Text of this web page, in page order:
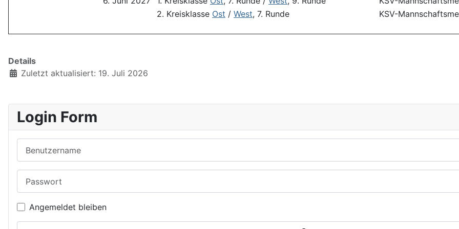
2. Kreisklasse Ost / West, 7. Runde KSV-
Details
Zuletzt aktualisiert: 19. Juli 2026
Login Form
Angemeldet bleiben